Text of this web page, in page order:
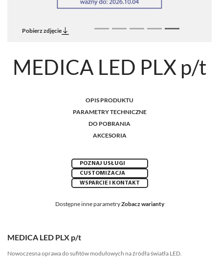
Pobierz zdjęcie
MEDICA LED PLX p/t
OPIS PRODUKTU
PARAMETRY TECHNICZNE
DO POBRANIA
AKCESORIA
POZNAJ USŁUGI
CUSTOMIZACJA
WSPARCIE I KONTAKT
Dostępne inne parametryZobacz warianty
MEDICA LED PLX p/t
Nowoczesna oprawa do sufitów modułowych na źródła światła LED.